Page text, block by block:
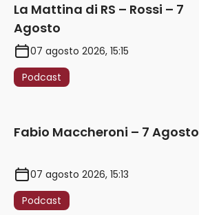
La Mattina di RS – Rossi – 7
Agosto
07 agosto 2026, 15:15
Podcast
Fabio Maccheroni – 7 Agosto
07 agosto 2026, 15:13
Podcast